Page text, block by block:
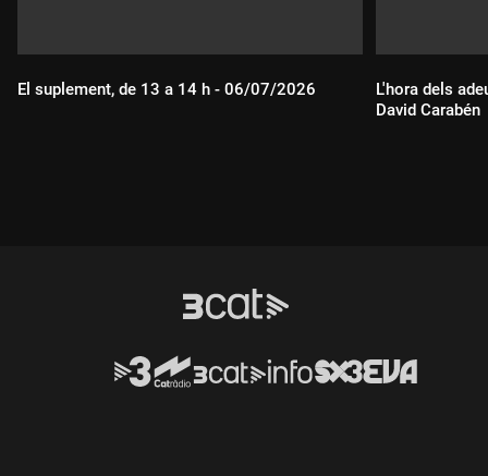
El suplement, de 13 a 14 h - 06/07/2026
L'hora dels
David Carabén